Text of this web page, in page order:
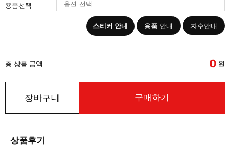
용품선택
스티커 안내 용품 안내 자수안내
총 상품 금액 0 원
장바구니 구매하기
상품후기